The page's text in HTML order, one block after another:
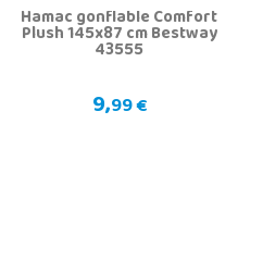
Hamac gonflable Comfort
Plush 145x87 cm Bestway
43555
9,99 €